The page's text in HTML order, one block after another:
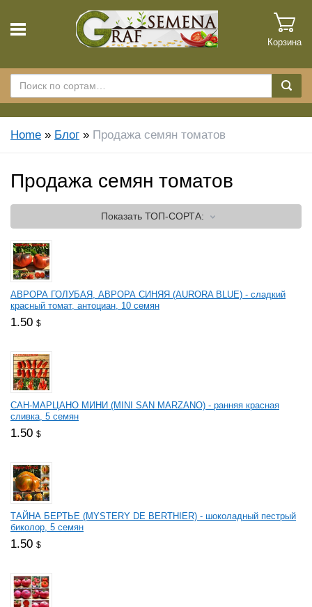
Корзина
Home » Блог » Продажа семян томатов
Продажа семян томатов
ПоказатьТОП-СОРТА:
АВРОРА ГОЛУБАЯ, АВРОРА СИНЯЯ (AURORA BLUE) - сладкий
красный томат, антоциан, 10 семян
1.50 $
САН-МАРЦАНО МИНИ (MINI SAN MARZANO) - ранняя красная
сливка, 5 семян
1.50 $
ТАЙНА БЕРТЬЕ (MYSTERY DE BERTHIER) - шоколадный пестрый
биколор, 5 семян
1.50 $